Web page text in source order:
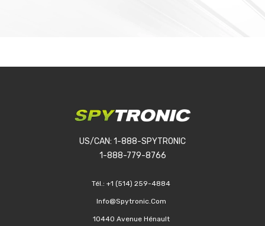
US/CAN: 1-888-SPYTRONIC
1-888-779-8766
Tél.: +1 (514) 259-4884
Info@spytronic.com
10440 Avenue Hénault